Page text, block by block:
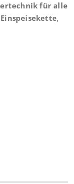
für alle
,